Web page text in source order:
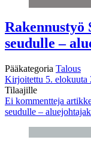
Rakennustyö
seudulle –
Pääkategoria Talous
Kirjoitettu 5. elokuuta
Tilaajille
Ei kommentteja
seudulle –